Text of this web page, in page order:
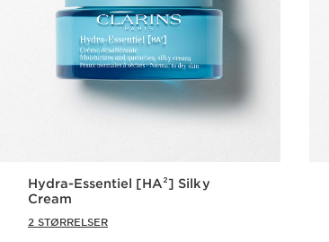
Hydra-Essentiel [HA²] Silky
Cream
2 STØRRELSER